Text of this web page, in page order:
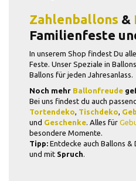
Zahlenballons &
Familienfeste
In unserem Shop findest Du
Feste. Unser Speziale in
Ballons für jeden Jahresanlass.
Noch mehr Ballonfreude
Bei uns findest du auch
Tortendeko, Tischdeko,
und Geschenke. Alles für
besondere Momente.
Tipp: Entdecke auch Ballons &
und mit Spruch.